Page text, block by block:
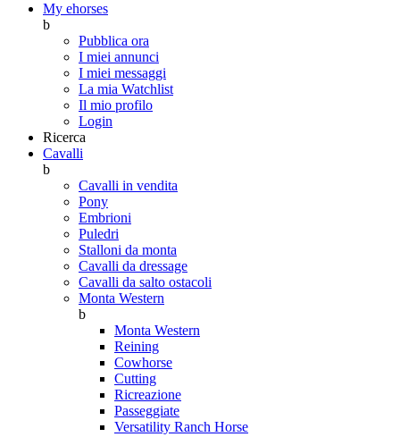
My ehorses
b
Pubblica ora
I miei annunci
I miei messaggi
La mia Watchlist
Il mio profilo
Login
Ricerca
Cavalli
b
Cavalli in vendita
Pony
Embrioni
Puledri
Stalloni da monta
Cavalli da dressage
Cavalli da salto ostacoli
Monta Western
b
Monta Western
Reining
Cowhorse
Cutting
Ricreazione
Passeggiate
Versatility Ranch Horse